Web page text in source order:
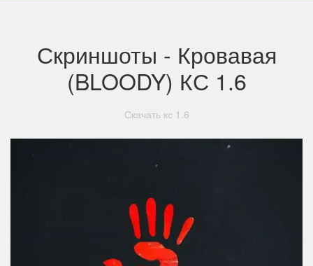
Скриншоты - Кровавая
(BLOODY) КС 1.6
Скачать кс 1.6